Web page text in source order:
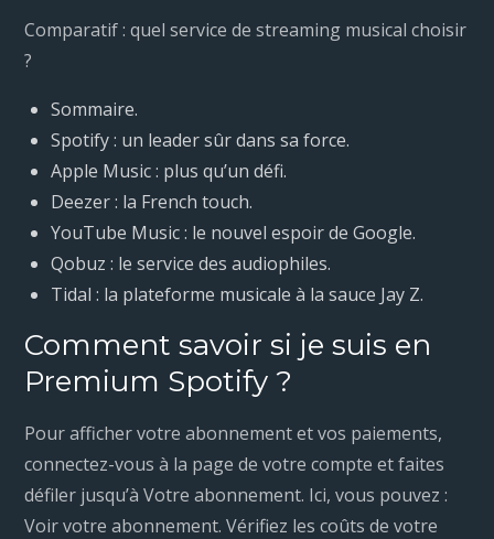
Comparatif : quel service de streaming musical choisir
?
Sommaire.
Spotify : un leader sûr dans sa force.
Apple Music : plus qu’un défi.
Deezer : la French touch.
YouTube Music : le nouvel espoir de Google.
Qobuz : le service des audiophiles.
Tidal : la plateforme musicale à la sauce Jay Z.
Comment savoir si je suis en
Premium Spotify ?
Pour afficher votre abonnement et vos paiements,
connectez-vous à la page de votre compte et faites
défiler jusqu’à Votre abonnement. Ici, vous pouvez :
Voir votre abonnement. Vérifiez les coûts de votre